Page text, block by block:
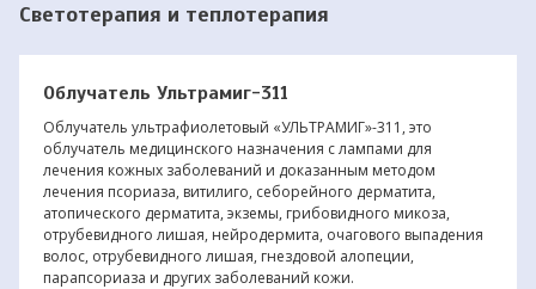
Светотерапия и теплотерапия
Облучатель Ультрамиг-311
Облучатель ультрафиолетовый «УЛЬТРАМИГ»-311, это
облучатель медицинского назначения с лампами для
лечения кожных заболеваний и доказанным методом
лечения псориаза, витилиго, себорейного дерматита,
атопического дерматита, экземы, грибовидного микоза,
отрубевидного лишая, нейродермита, очагового выпадения
волос, отрубевидного лишая, гнездовой алопеции,
парапсориаза и других заболеваний кожи.